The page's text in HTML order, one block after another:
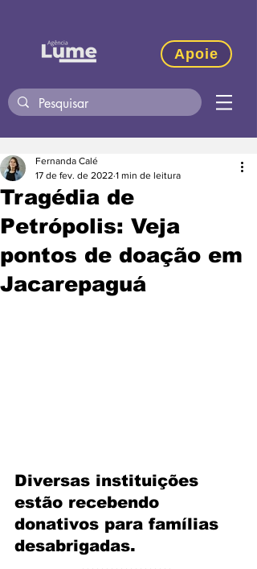
Apoie
Tragédia de
Petrópolis: Veja
pontos de doação em
Jacarepaguá
Fernanda Calé
17 de fev. de 2022 1 min de leitura
Diversas instituições
estão recebendo
donativos para famílias
desabrigadas.